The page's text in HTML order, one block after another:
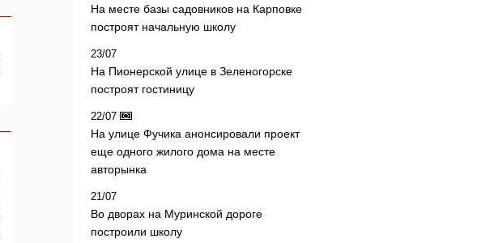
На месте базы садовников на Карповке
построят начальную школу
23/07
На Пионерской улице в Зеленогорске
построят гостиницу
22/07
На улице Фучика анонсировали проект
еще одного жилого дома на месте
авторынка
21/07
Во дворах на Муринской дороге
построили школу